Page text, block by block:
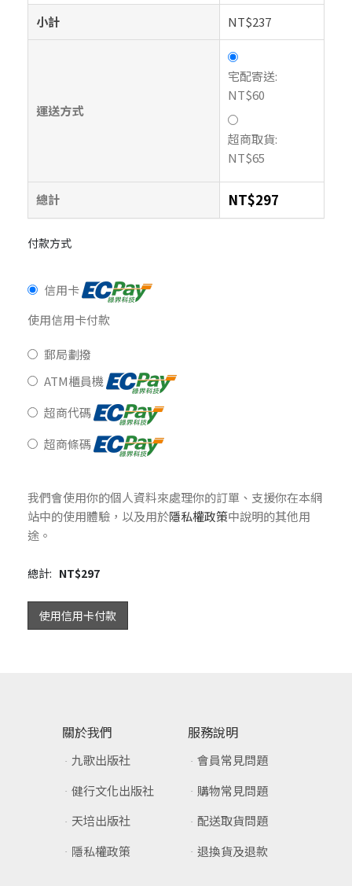
小計 NT$237
運送方式
宅配寄送:
NT$60
超商取貨:
NT$65
總計 NT$297
付款方式
信用卡
使用信用卡付款
郵局劃撥
ATM櫃員機
超商代碼
超商條碼
我們會使用你的個人資料來處理你的訂單、支援你在本網
站中的使用體驗，以及用於隱私權政策中說明的其他用
途。
總計: NT$297
使用信用卡付款
關於我們
九歌出版社
健行文化出版社
天培出版社
隱私權政策
服務說明
會員常見問題
購物常見問題
配送取貨問題
退換貨及退款